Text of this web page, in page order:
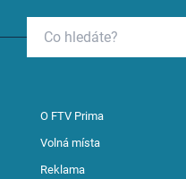
O FTV Prima
Volná místa
Reklama